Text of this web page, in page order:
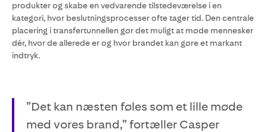
produkter og skabe en vedvarende tilstedeværelse i en
kategori, hvor beslutningsprocesser ofte tager tid. Den centrale
placering i transfertunnellen gør det muligt at møde mennesker
dér, hvor de allerede er og hvor brandet kan gøre et markant
indtryk.
”Det kan næsten føles som et lille møde
med vores brand,” fortæller Casper